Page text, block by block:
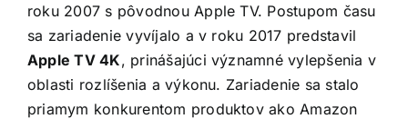
roku 2007 s pôvodnou Apple TV. Postupom času
sa zariadenie vyvíjalo a v roku 2017 predstavil
Apple TV 4K, prinášajúci významné vylepšenia v
oblasti rozlíšenia a výkonu. Zariadenie sa stalo
priamym konkurentom produktov ako Amazon